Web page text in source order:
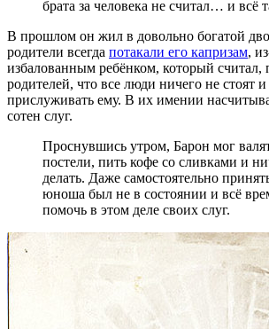
брата за человека не считал… и всё
В прошлом он жил в довольно богатой
родители всегда потакали его капризам,
избалованным ребёнком, который считал,
родителей, что все люди ничего не стоят
прислуживать ему. В их имении
сотен слуг.
Проснувшись утром, Барон мог
постели, пить кофе со сливками и
делать. Даже самостоятельно
юноша был не в состоянии и всё
помочь в этом деле своих слуг.